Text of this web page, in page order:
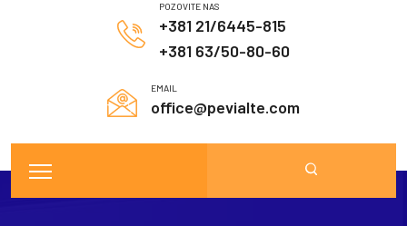
POZOVITE NAS
+381 21/6445-815
+381 63/50-80-60
EMAIL
office@pevialte.com